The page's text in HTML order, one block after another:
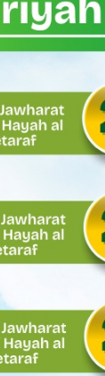
Hukum
Penyidik
PHK